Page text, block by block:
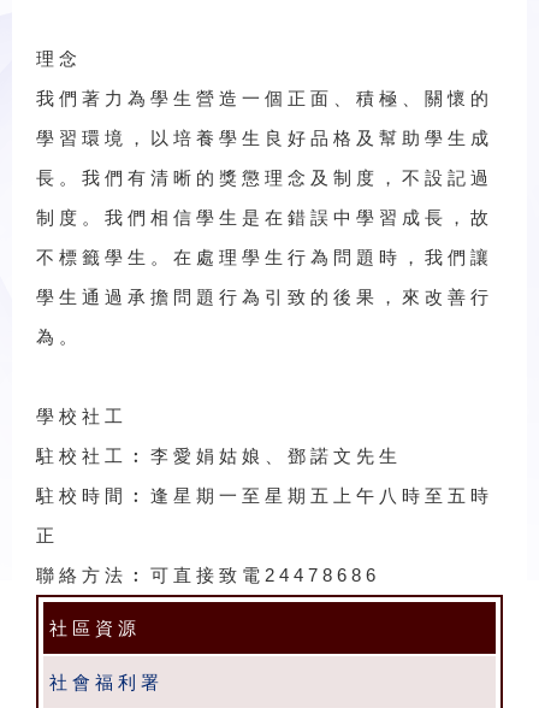
理 念
我 們 著 力 為 學 生 營 造 一 個 正 面 、 積 極 、 關 懷 的
學 習 環 境 ， 以 培 養 學 生 良 好 品 格 及 幫 助 學 生 成
長 。 我 們 有 清 晰 的 獎 懲 理 念 及 制 度 ， 不 設 記 過
制 度 。 我 們 相 信 學 生 是 在 錯 誤 中 學 習 成 長 ， 故
不 標 籤 學 生 。 在 處 理 學 生 行 為 問 題 時 ， 我 們 讓
學 生 通 過 承 擔 問 題 行 為 引 致 的 後 果 ， 來 改 善 行
為 。
學 校 社 工
駐 校 社 工 ︰ 李 愛 娟 姑 娘 、 鄧 諾 文 先 生
駐 校 時 間 ︰ 逢 星 期 一 至 星 期 五 上 午 八 時 至 五 時
正
聯 絡 方 法 ︰ 可 直 接 致 電 2 4 4 7 8 6 8 6
社 區 資 源
社 會 福 利 署